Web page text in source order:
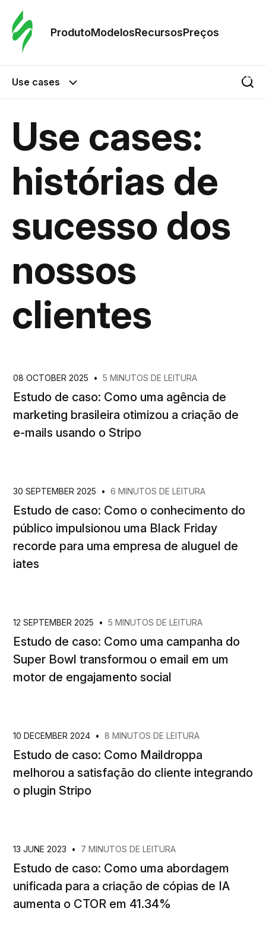
ProdutoModelosRecursosPreços
Use cases
Use cases:
histórias de
sucesso dos
nossos
clientes
08 OCTOBER 2025 • 5 MINUTOS DE LEITURA
Estudo de caso: Como uma agência de
marketing brasileira otimizou a criação de
e-mails usando o Stripo
30 SEPTEMBER 2025 • 6 MINUTOS DE LEITURA
Estudo de caso: Como o conhecimento do
público impulsionou uma Black Friday
recorde para uma empresa de aluguel de
iates
12 SEPTEMBER 2025 • 5 MINUTOS DE LEITURA
Estudo de caso: Como uma campanha do
Super Bowl transformou o email em um
motor de engajamento social
10 DECEMBER 2024 • 8 MINUTOS DE LEITURA
Estudo de caso: Como Maildroppa
melhorou a satisfação do cliente integrando
o plugin Stripo
13 JUNE 2023 • 7 MINUTOS DE LEITURA
Estudo de caso: Como uma abordagem
unificada para a criação de cópias de IA
aumenta o CTOR em 41.34%